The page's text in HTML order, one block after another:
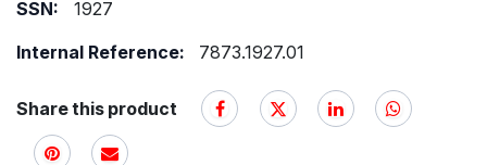
SSN:
1927
Internal Reference:
7873.1927.01
Share this product